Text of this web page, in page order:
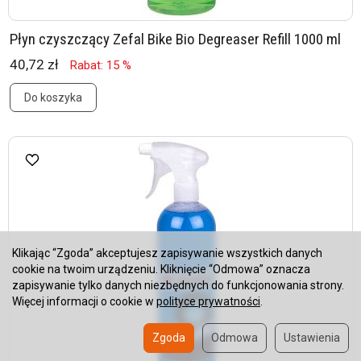
Płyn czyszczący Zefal Bike Bio Degreaser Refill 1000 ml
40,72 zł Rabat: 15 %
Do koszyka
Klikając “Zgoda” akceptujesz zapisywanie wszystkich danych
cookie na twoim urządzeniu. Kliknięcie “Odmowa” oznacza
zapisywanie tylko danych niezbędnych do funkcjonowania strony.
Więcej informacji o cookie w polityce prywatności
Ustawienia
Odmowa
Zgoda